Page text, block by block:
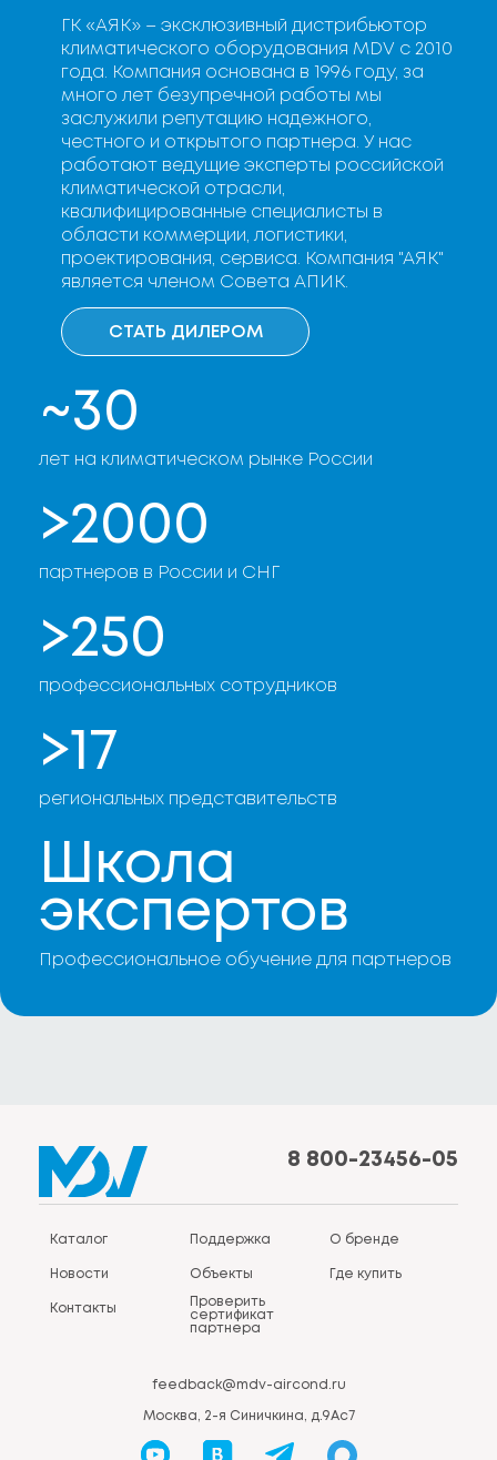
ГК «АЯК» – эксклюзивный дистрибьютор
климатического оборудования MDV с 2010
года. Компания основана в 1996 году, за
много лет безупречной работы мы
заслужили репутацию надежного,
честного и открытого партнера. У нас
работают ведущие эксперты российской
климатической отрасли,
квалифицированные специалисты в
области коммерции, логистики,
проектирования, сервиса. Компания "АЯК"
является членом Совета АПИК.
СТАТЬ ДИЛЕРОМ
~30
лет на климатическом рынке России
>2000
партнеров в России и СНГ
>250
профессиональных сотрудников
>17
региональных представительств
Школа
экспертов
Профессиональное обучение для партнеров
8 800-23456-05
Каталог Поддержка О бренде
Новости Объекты Где купить
Контакты
Проверить
сертификат
партнера
feedback@mdv-aircond.ru
Москва, 2-я Синичкина, д.9Ас7